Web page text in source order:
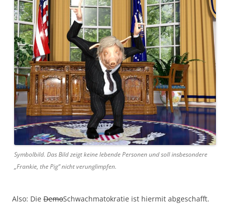
Symbolbild. Das Bild zeigt keine lebende Personen und soll insbesondere
„Frankie, the Pig“ nicht verunglimpfen.
Also: Die DemoSchwachmatokratie ist hiermit abgeschafft.